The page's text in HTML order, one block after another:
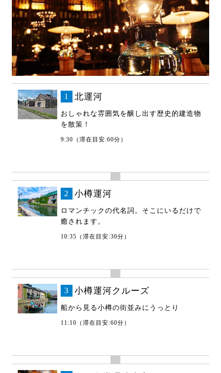
1 北運河
おしゃれな雰囲気を醸し出す歴史的建造物
を散策！
9:30（滞在目安:60分）
2 小樽運河
ロマンチックの代名詞。そこにいるだけで
癒されます。
10:35（滞在目安:30分）
3 小樽運河クルーズ
船から見る小樽の街並みにうっとり
11:10（滞在目安:60分）